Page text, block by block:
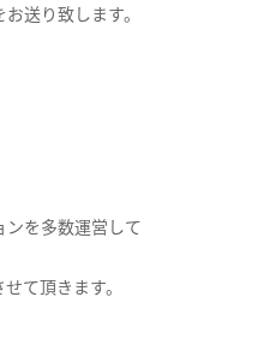
送り致します。
ンを多数運営して
て頂きます。